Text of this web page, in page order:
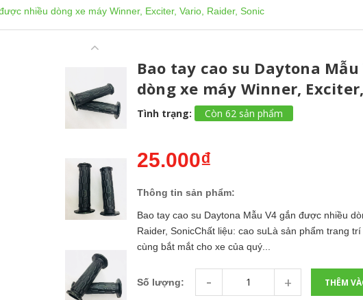
nhiều dòng xe máy Winner, Exciter, Vario, Raider, Sonic
Bao tay cao su Daytona
dòng xe máy Winner,
Tình trạng: Còn 62 sản phẩm
25.000₫
Thông tin sản phẩm:
Bao tay cao su Daytona Mẫu V4 gắn được nhiều
Raider, SonicChất liệu: cao suLà sản phẩm trang
cùng bắt mắt cho xe của quý...
Số lượng: - + THÊM